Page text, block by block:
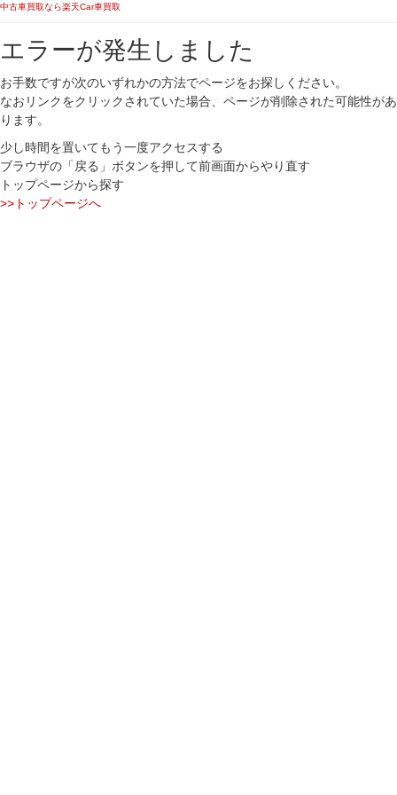
中古車買取なら楽天Car車買取
エラーが発生しました
お手数ですが次のいずれかの方法でページをお探しください。
なおリンクをクリックされていた場合、ページが削除された可能性があ
ります。
少し時間を置いてもう一度アクセスする
ブラウザの「戻る」ボタンを押して前画面からやり直す
トップページから探す
>>トップページへ